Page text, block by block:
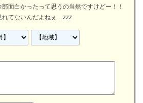
面白かったって思うの当然ですけどー！！
てないんだよねぇ…zzz